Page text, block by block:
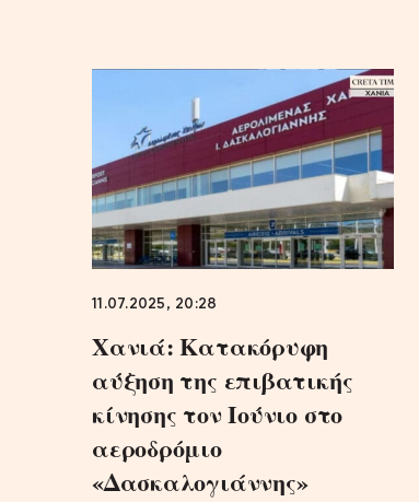
11.07.2025, 20:28
Χανιά: Κατακόρυφη
αύξηση της επιβατικής
κίνησης τον Ιούνιο στο
αεροδρόμιο
«Δασκαλογιάννης»